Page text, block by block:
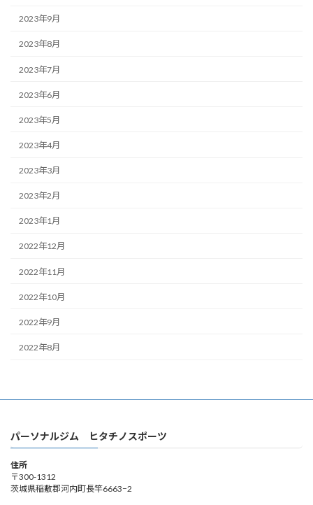
2023年9月
2023年8月
2023年7月
2023年6月
2023年5月
2023年4月
2023年3月
2023年2月
2023年1月
2022年12月
2022年11月
2022年10月
2022年9月
2022年8月
パーソナルジム ヒタチノスポーツ
住所
〒300-1312
茨城県稲敷郡河内町長竿6663−2